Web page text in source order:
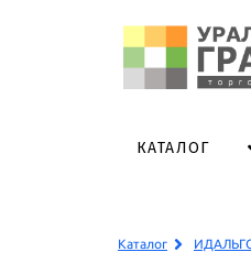
КАТАЛОГ
Каталог